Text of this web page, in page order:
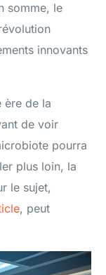
somme, le
innovants
ère de la
de voir
pourra
plus loin, la
le sujet,
, peut